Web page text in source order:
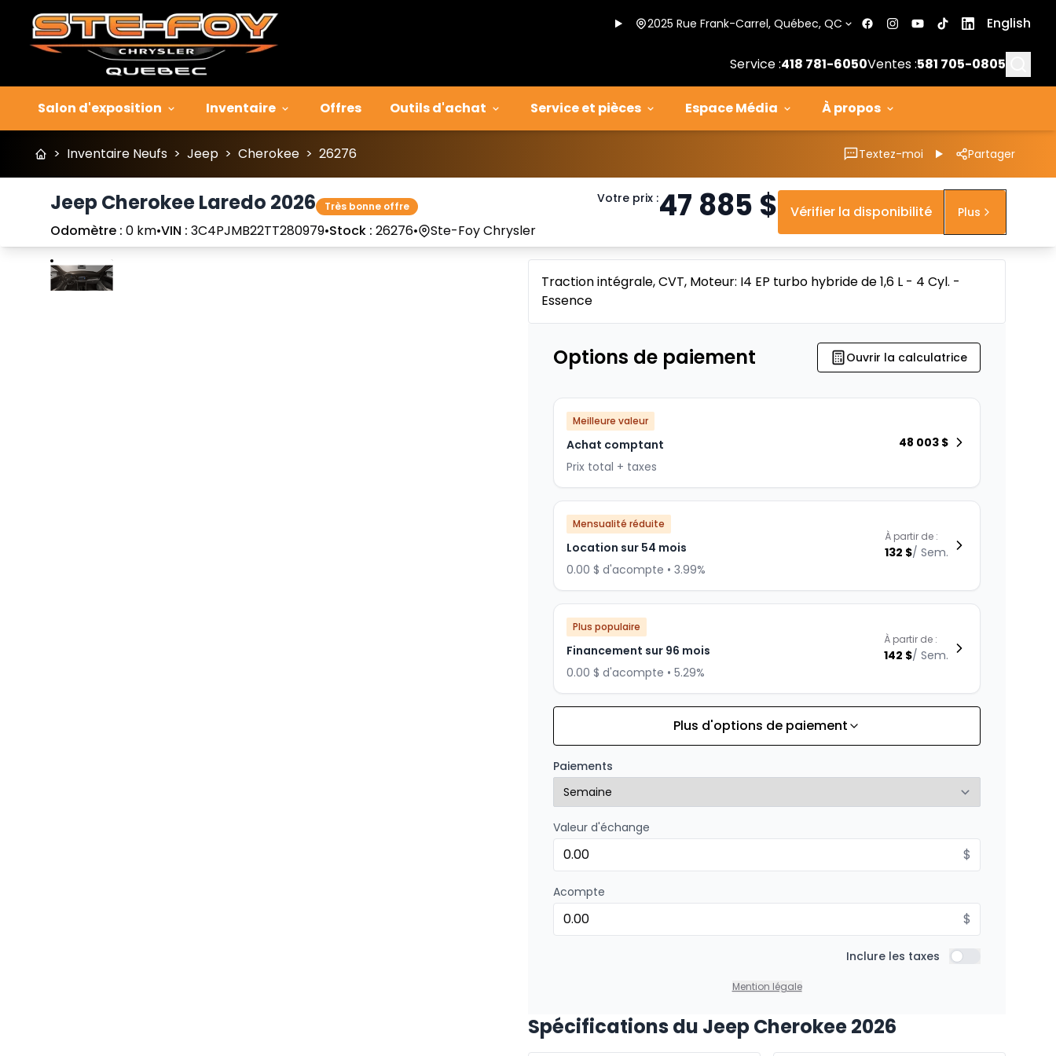
2025 Rue Frank-Carrel, Québec, QC English
Service :418 781-6050Ventes :581 705-0805
Salon d'exposition Inventaire Offres Outils d'achat Service et pièces Espace Média À propos
> Inventaire Neufs > Jeep > Cherokee > 26276 Textez-moi Partager
Jeep Cherokee Laredo 2026 Très bonne offre
Odomètre : 0 km•VIN : 3C4PJMB22TT280979•Stock : 26276• Ste-Foy Chrysler
Votre prix :47 885 $ Vérifier la disponibilité Plus
ArrêterPrécédent
Suivant
Traction intégrale, CVT, Moteur: I4 EP turbo hybride de 1,6 L - 4 Cyl. -
Essence
Options de paiement Ouvrir la calculatrice
Meilleure valeur
Achat comptant
Prix total + taxes
48 003 $
Mensualité réduite
Location sur 54 mois
0.00 $ d'acompte • 3.99%
À partir de :
132 $/ Sem.
Plus populaire
Financement sur 96 mois
0.00 $ d'acompte • 5.29%
À partir de :
142 $/ Sem.
Financement sur 84 mois
0.00 $ d'acompte • 4.99%
À partir de :
Financement sur 72 mois
Financement sur 72 mois
Financement sur 60 mois
À partir de :
209 $/Sem.
À partir de :
Plus d'options de paiement
Paiements
Valeur d'échange
$
Acompte
$
Inclure les taxes Inclure les taxes
Mention légale
Spécifications du Jeep Cherokee 2026